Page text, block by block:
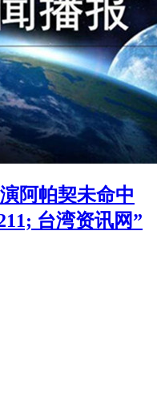
阿帕契未命中
台湾资讯网”